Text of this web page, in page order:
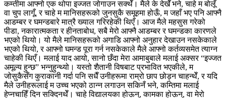
कम्तीमा आफ्नो एक थोपा इज्जत जोगाउन सक्थेँ। मैले के देखेँ भने, चाहे म बोलूँ
वा चुप लागूँ, र चाहे म मानिसहरूको जुनसुकै समूहमा होऊँ, म जहाँ भए पनि आफ्नै
आडम्बर र घमन्डबारे मात्रै ख्याल गरिरहेकी थिएँ। आज मैले महसुस गरेको
पीडा, नकारात्मकता र हीनताबोध, सबै मेरो आफ्नै आडम्बर र घमन्डका कारणले
भएको थियो। यो मैले मानिसहरूको अगाडि आफ्नो अनुहार देखाउन नसकेकाले
भएको थियो, र आफ्नो घमन्ड पूरा गर्न नसकेकाले मैले आफ्नो कर्तव्यसमेत त्याग्न
चाहेकी थिएँ। मलाई याद आयो, सानो छँदा मेरा आमाबुबाले मलाई अक्सर “इज्जत
अमूल्य हुन्छ” भन्नुहुन्थ्यो। यस्तो शैतानी विषबाट प्रभावित भएकीले, म
जोसुकैसँग कुराकानी गर्दा पनि सधैँ उनीहरूमा राम्रो छाप छोड्न चाहन्थेँ, र यदि
मैले उनीहरूलाई म उच्च भएको ठान्न लगाउन सकिनँ भने, कम्तिमा मलाई
हेप्नचाहिँ दिन सक्दिनथेँ। चाहे विद्यालयका होऊन्, कामका होऊन्, वा मेरो